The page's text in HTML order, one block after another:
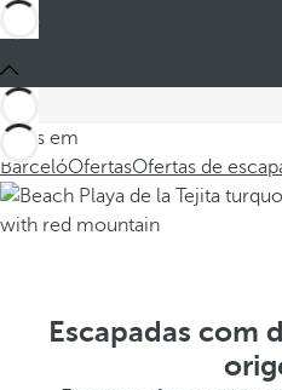
Estes em
BarcelóOfertasOfertas de
Escapadas com